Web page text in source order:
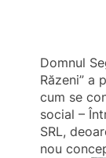
Domnul
Răzeni” a
cum se
social –
SRL,
nou